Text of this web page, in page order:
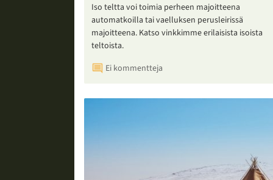
Iso teltta voi toimia perheen majoitteena
automatkoilla tai vaelluksen perusleirissä
majoitteena. Katso vinkkimme erilaisista isoista
teltoista.
Ei kommentteja